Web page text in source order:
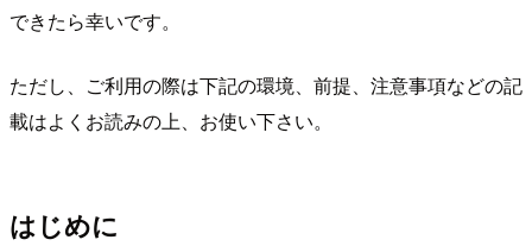
できたら幸いです。
ただし、ご利用の際は下記の環境、前提、注意事項などの記
載はよくお読みの上、お使い下さい。
はじめに